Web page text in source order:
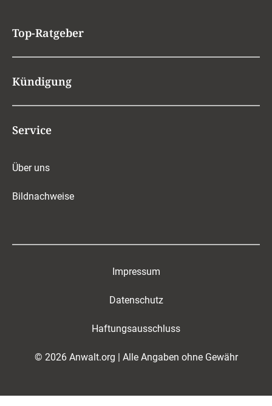
Top-Ratgeber
Kündigung
Service
Über uns
Bildnachweise
Impressum
Datenschutz
Haftungsausschluss
© 2026 Anwalt.org | Alle Angaben ohne Gewähr